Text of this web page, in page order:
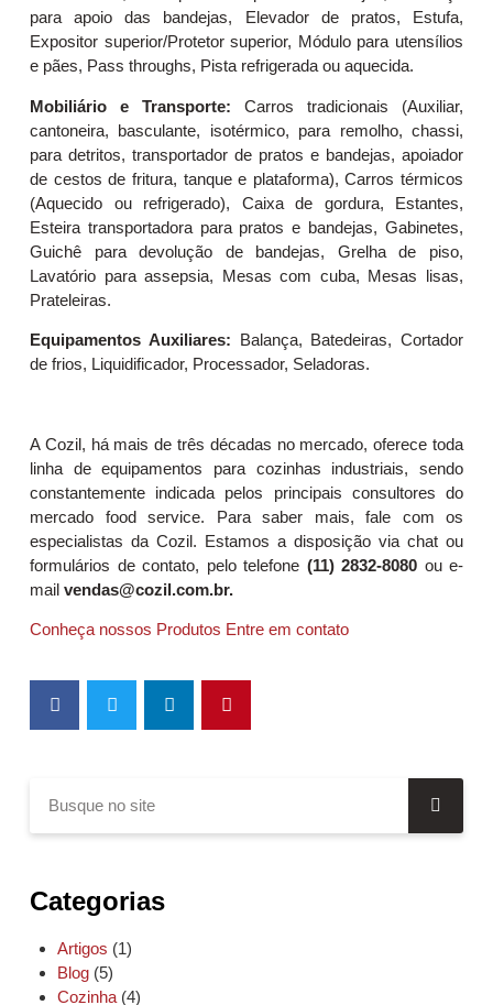
para apoio das bandejas, Elevador de pratos, Estufa,
Expositor superior/Protetor superior, Módulo para utensílios
e pães, Pass throughs, Pista refrigerada ou aquecida.
Mobiliário e Transporte: Carros tradicionais (Auxiliar,
cantoneira, basculante, isotérmico, para remolho, chassi,
para detritos, transportador de pratos e bandejas, apoiador
de cestos de fritura, tanque e plataforma), Carros térmicos
(Aquecido ou refrigerado), Caixa de gordura, Estantes,
Esteira transportadora para pratos e bandejas, Gabinetes,
Guichê para devolução de bandejas, Grelha de piso,
Lavatório para assepsia, Mesas com cuba, Mesas lisas,
Prateleiras.
Equipamentos Auxiliares: Balança, Batedeiras, Cortador
de frios, Liquidificador, Processador, Seladoras.
A Cozil, há mais de três décadas no mercado, oferece toda
linha de equipamentos para cozinhas industriais, sendo
constantemente indicada pelos principais consultores do
mercado food service. Para saber mais, fale com os
especialistas da Cozil. Estamos a disposição via chat ou
formulários de contato, pelo telefone (11) 2832-8080 ou e-
mail vendas@cozil.com.br.
Conheça nossos Produtos Entre em contato
Categorias
Artigos (1)
Blog (5)
Cozinha (4)